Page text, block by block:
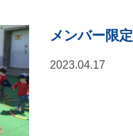
メンバー限定
2023.04.17